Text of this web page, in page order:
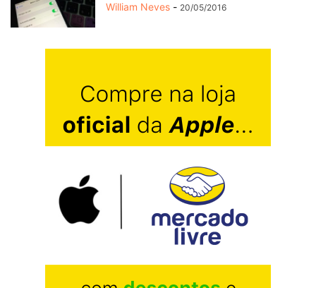
William Neves - 20/05/2016